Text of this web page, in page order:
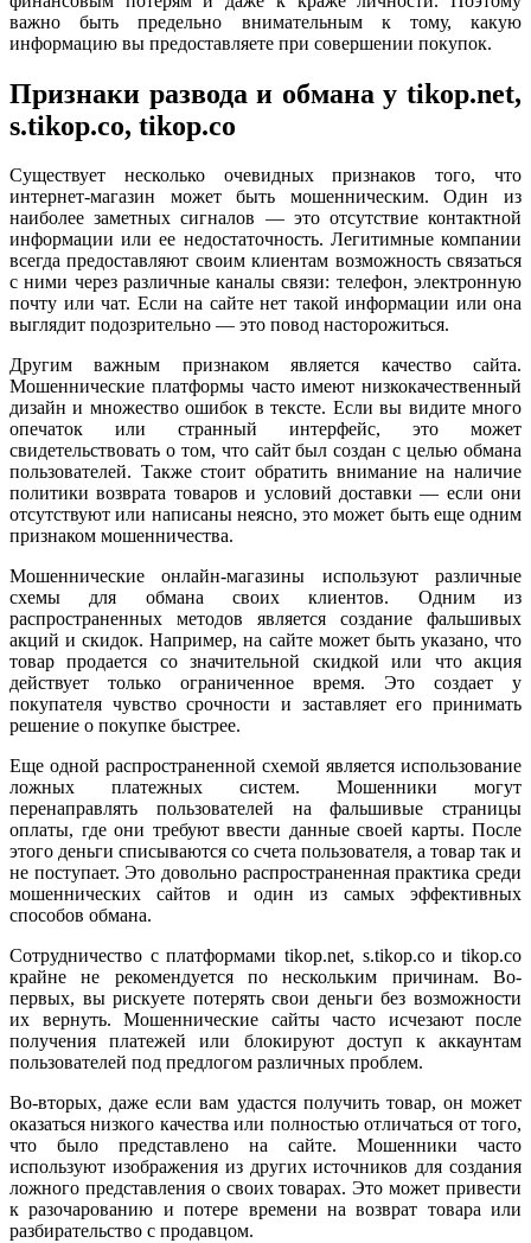
важно быть предельно внимательным к тому, какую
информацию вы предоставляете при совершении покупок.
Признаки развода и обмана у tikop.net,
s.tikop.co, tikop.co
Существует несколько очевидных признаков того, что
интернет-магазин может быть мошенническим. Один из
наиболее заметных сигналов — это отсутствие контактной
информации или ее недостаточность. Легитимные компании
всегда предоставляют своим клиентам возможность связаться
с ними через различные каналы связи: телефон, электронную
почту или чат. Если на сайте нет такой информации или она
выглядит подозрительно — это повод насторожиться.
Другим важным признаком является качество сайта.
Мошеннические платформы часто имеют низкокачественный
дизайн и множество ошибок в тексте. Если вы видите много
опечаток или странный интерфейс, это может
свидетельствовать о том, что сайт был создан с целью обмана
пользователей. Также стоит обратить внимание на наличие
политики возврата товаров и условий доставки — если они
отсутствуют или написаны неясно, это может быть еще одним
признаком мошенничества.
Мошеннические онлайн-магазины используют различные
схемы для обмана своих клиентов. Одним из
распространенных методов является создание фальшивых
акций и скидок. Например, на сайте может быть указано, что
товар продается со значительной скидкой или что акция
действует только ограниченное время. Это создает у
покупателя чувство срочности и заставляет его принимать
решение о покупке быстрее.
Еще одной распространенной схемой является использование
ложных платежных систем. Мошенники могут
перенаправлять пользователей на фальшивые страницы
оплаты, где они требуют ввести данные своей карты. После
этого деньги списываются со счета пользователя, а товар так и
не поступает. Это довольно распространенная практика среди
мошеннических сайтов и один из самых эффективных
способов обмана.
Сотрудничество с платформами tikop.net, s.tikop.co и tikop.co
крайне не рекомендуется по нескольким причинам. Во-
первых, вы рискуете потерять свои деньги без возможности
их вернуть. Мошеннические сайты часто исчезают после
получения платежей или блокируют доступ к аккаунтам
пользователей под предлогом различных проблем.
Во-вторых, даже если вам удастся получить товар, он может
оказаться низкого качества или полностью отличаться от того,
что было представлено на сайте. Мошенники часто
используют изображения из других источников для создания
ложного представления о своих товарах. Это может привести
к разочарованию и потере времени на возврат товара или
разбирательство с продавцом.